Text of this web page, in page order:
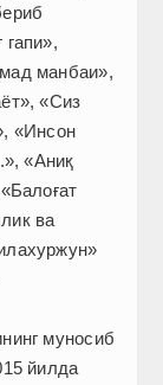
манбаи»,
«Сиз
«Инсон
«Аниқ
ва
муносиб
йилда